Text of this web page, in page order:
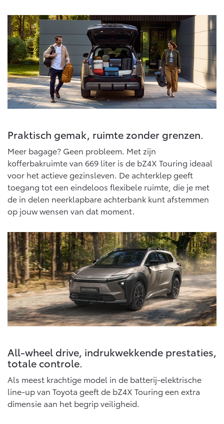
Mirai
WATERSTOF-ELEKTRISCH
Proace City (excl. BTW)
OOK ALS BATTERIJ-
ELEKTRISCH
Proace (excl. BTW)
OOK ALS BATTERIJ-
ELEKTRISCH
Vanaf € 37.500,-
Proace Verso
BATTERIJ-ELEKTRISCH
Vanaf € 55.950,-
Proace Max (excl. BTW)
OOK ALS BATTERIJ-
ELEKTRISCH
Vanaf € 46.301,-
Hilux (excl. BTW)
OOK ALS BATTERIJ-
ELEKTRISCH
Vanaf € 56.570,-
Land Cruiser (excl. BTW)
Praktisch gemak, ruimte zonder grenzen.
Meer bagage? Geen probleem. Met zijn
kofferbakruimte van 669 liter is de bZ4X Touring ideaal
voor het actieve gezinsleven. De achterklep geeft
toegang tot een eindeloos flexibele ruimte, die je met
de in delen neerklapbare achterbank kunt afstemmen
op jouw wensen van dat moment.
All-wheel drive, indrukwekkende prestaties,
totale controle.
Als meest krachtige model in de batterij-elektrische
line-up van Toyota geeft de bZ4X Touring een extra
dimensie aan het begrip veiligheid.